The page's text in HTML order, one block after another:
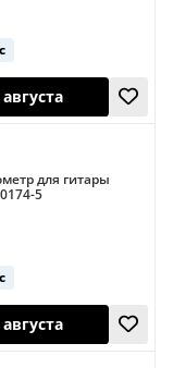
12 августа
для гитары
5